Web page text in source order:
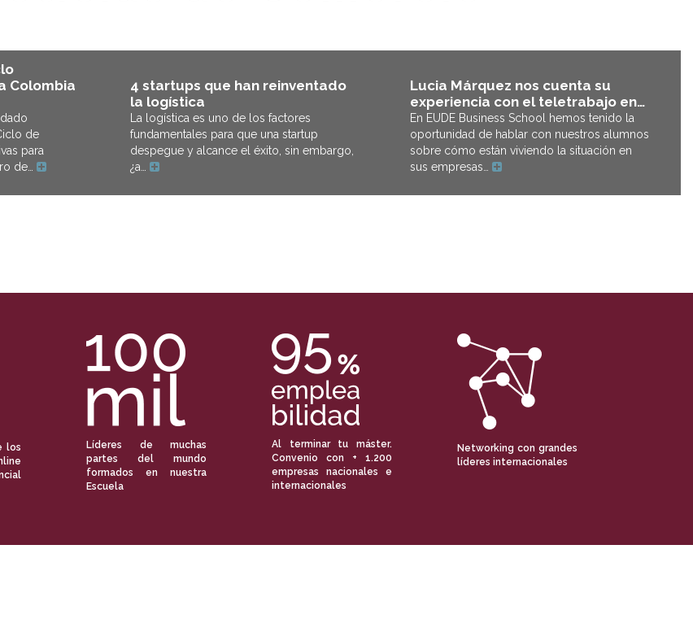
Colombia
de
para
de…
4 startups que han reinventado
la logística
La logística es uno de los factores
fundamentales para que una startup
despegue y alcance el éxito, sin embargo,
¿a…
Lucia Márquez nos cuenta su
experiencia con el teletrabajo en…
En EUDE Business School hemos tenido la
oportunidad de hablar con nuestros alumnos
sobre cómo están viviendo la situación en
sus empresas…
los
Líderes de muchas
partes del mundo
formados en nuestra
Escuela
Al terminar tu máster.
Convenio con + 1.200
empresas nacionales e
internacionales
Networking con grandes
líderes internacionales